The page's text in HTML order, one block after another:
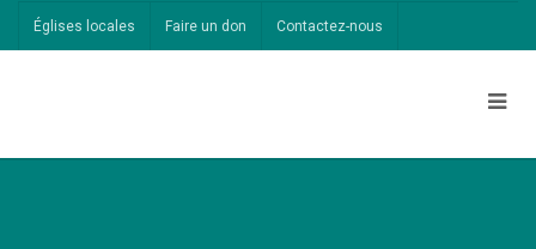
Églises locales Faire un don Contactez-nous